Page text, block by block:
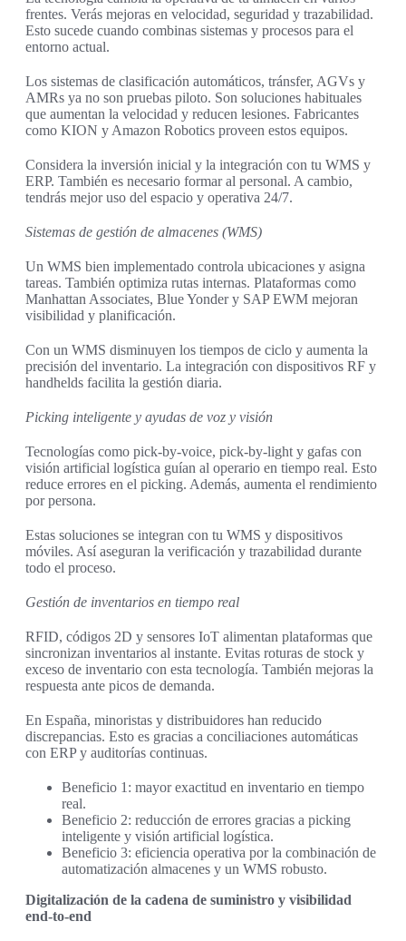
frentes. Verás mejoras en velocidad, seguridad y trazabilidad.
Esto sucede cuando combinas sistemas y procesos para el
entorno actual.
Los sistemas de clasificación automáticos, tránsfer, AGVs y
AMRs ya no son pruebas piloto. Son soluciones habituales
que aumentan la velocidad y reducen lesiones. Fabricantes
como KION y Amazon Robotics proveen estos equipos.
Considera la inversión inicial y la integración con tu WMS y
ERP. También es necesario formar al personal. A cambio,
tendrás mejor uso del espacio y operativa 24/7.
Sistemas de gestión de almacenes (WMS)
Un WMS bien implementado controla ubicaciones y asigna
tareas. También optimiza rutas internas. Plataformas como
Manhattan Associates, Blue Yonder y SAP EWM mejoran
visibilidad y planificación.
Con un WMS disminuyen los tiempos de ciclo y aumenta la
precisión del inventario. La integración con dispositivos RF y
handhelds facilita la gestión diaria.
Picking inteligente y ayudas de voz y visión
Tecnologías como pick‑by‑voice, pick‑by‑light y gafas con
visión artificial logística guían al operario en tiempo real. Esto
reduce errores en el picking. Además, aumenta el rendimiento
por persona.
Estas soluciones se integran con tu WMS y dispositivos
móviles. Así aseguran la verificación y trazabilidad durante
todo el proceso.
Gestión de inventarios en tiempo real
RFID, códigos 2D y sensores IoT alimentan plataformas que
sincronizan inventarios al instante. Evitas roturas de stock y
exceso de inventario con esta tecnología. También mejoras la
respuesta ante picos de demanda.
En España, minoristas y distribuidores han reducido
discrepancias. Esto es gracias a conciliaciones automáticas
con ERP y auditorías continuas.
Beneficio 1: mayor exactitud en inventario en tiempo
real.
Beneficio 2: reducción de errores gracias a picking
inteligente y visión artificial logística.
Beneficio 3: eficiencia operativa por la combinación de
automatización almacenes y un WMS robusto.
Digitalización de la cadena de suministro y visibilidad
end-to-end